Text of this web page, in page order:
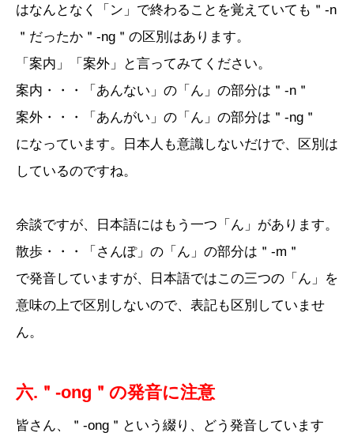
はなんとなく「ン」で終わることを覚えていても＂-n
＂だったか＂-ng＂の区別はあります。
「案内」「案外」と言ってみてください。
案内・・・「あんない」の「ん」の部分は＂-n＂
案外・・・「あんがい」の「ん」の部分は＂-ng＂
になっています。日本人も意識しないだけで、区別は
しているのですね。
余談ですが、日本語にはもう一つ「ん」があります。
散歩・・・「さんぽ」の「ん」の部分は＂-m＂
で発音していますが、日本語ではこの三つの「ん」を
意味の上で区別しないので、表記も区別していませ
ん。
六.＂-ong＂の発音に注意
皆さん、＂-ong＂という綴り、どう発音しています